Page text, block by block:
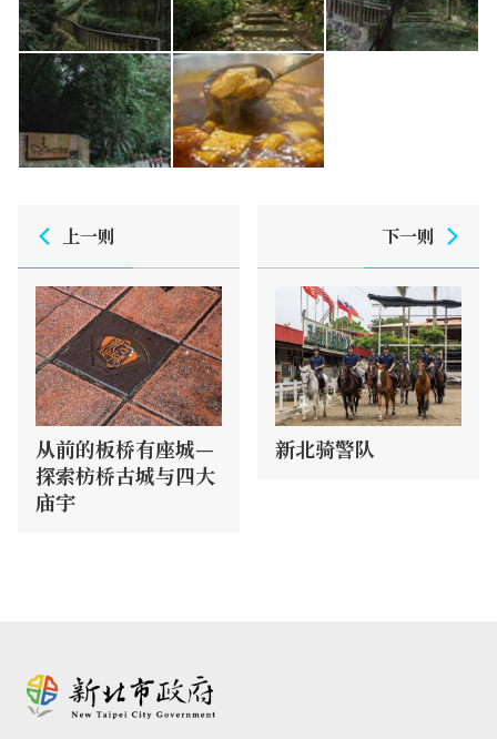
上一则
从前的板桥有座城—
探索枋桥古城与四大
庙宇
下一则
新北骑警队